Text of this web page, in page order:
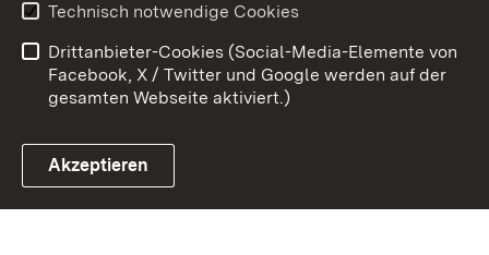
Link zum Landesportal
Datenschutz
Barrierefreiheit
Impressum
Cookies
Technisch notwendige Cookies
Drittanbieter-Cookies (Social-Media-Elemente von
Facebook, X / Twitter und Google werden auf der
gesamten Webseite aktiviert.)
Akzeptieren